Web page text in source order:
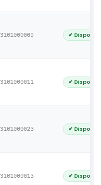
3101000009 ✔
3101000011 ✔
3101000023 ✔
3101000013 ✔